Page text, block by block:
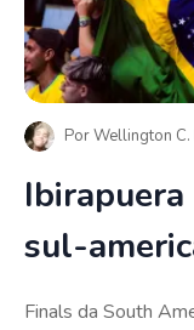
PorWellington C.
sul-
Finals da South